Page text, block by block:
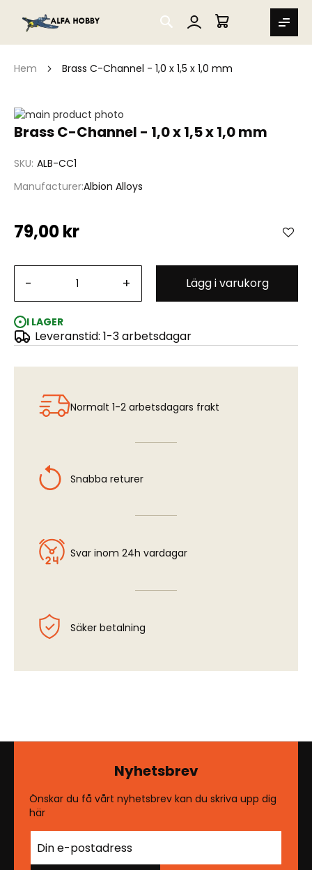
SEARCH
MIN VARUKORG
Hem Brass C-Channel - 1,0 x 1,5 x 1,0 mm
Brass C-Channel - 1,0 x 1,5 x 1,0 mm
SKU ALB-CC1
ManufacturerAlbion Alloys
79,00 kr
- + Lägg i varukorg
I LAGER
Leveranstid: 1-3 arbetsdagar
Hoppa
till
bildgalleriet
Brass C-Channel - 1,0 x 1,5 x 1,0 mm
Hoppa
av
bildgalleriet
Normalt 1-2 arbetsdagars frakt
Snabba returer
Svar inom 24h vardagar
Säker betalning
Nyhetsbrev
Önskar du få vårt nyhetsbrev kan du skriva upp dig
här